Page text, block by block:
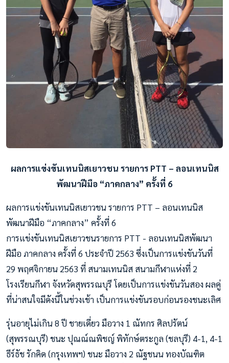
ผลการแข่งขันเทนนิสเยาวชน รายการ PTT – ลอนเทนนิส
พัฒนาฝีมือ “ภาคกลาง” ครั้งที่ 6
ผลการแข่งขันเทนนิสเยาวชน รายการ PTT – ลอนเทนนิส
พัฒนาฝีมือ “ภาคกลาง” ครั้งที่ 6
การแข่งขันเทนนิสเยาวชนรายการ PTT - ลอนเทนนิสพัฒนา
ฝีมือ ภาคกลาง ครั้งที่ 6 ประจำปี 2563 ซึ่งเป็นการแข่งขันวันที่
29 พฤศจิกายน 2563 ที่ สนามเทนนิส สนามกีฬาแห่งที่ 2
โรงเรียนกีฬา จังหวัดสุพรรณบุรี โดยเป็นการแข่งขันวันสอง ผลคู่
ที่น่าสนใจมีดังนี้ในช่วงเช้า เป็นการแข่งขันรอบก่อนรองชนะเลิศ
รุ่นอายุไม่เกิน 8 ปี ชายเดี่ยว มือวาง 1 ณัทกร ศิลปรัตน์
(สุพรรณบุรี) ชนะ ปุณณ์ณพิชญ์ พิทักษ์ตระกูล (ชลบุรี) 4-1, 4-1
ธีร์ธัช รักคิด (กรุงเทพฯ) ชนะ มือวาง 2 ณัฐชนน ทองบัณฑิต